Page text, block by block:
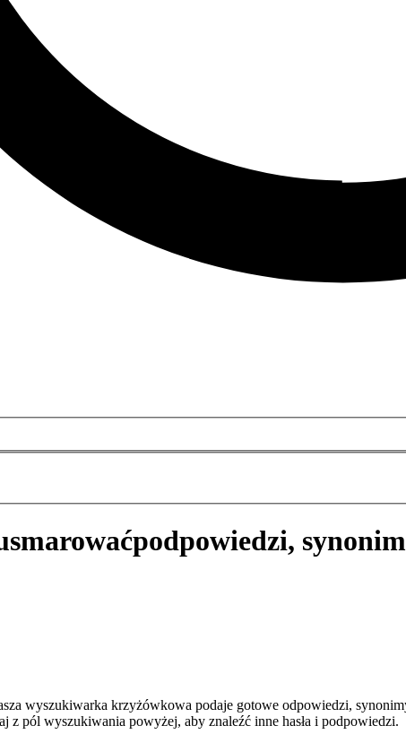
podpowiedzi,
wyszukiwarka krzyżówkowa podaje gotowe odpowiedzi,
z pól wyszukiwania powyżej, aby znaleźć inne hasła i podpowiedzi.